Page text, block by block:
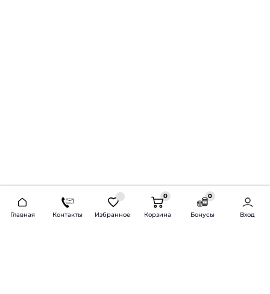
Главная Контакты Избранное
0
Корзина
0
Бонусы Вход
2026 © Продажа и установка автозвука.
Доставка по всей России и СНГ